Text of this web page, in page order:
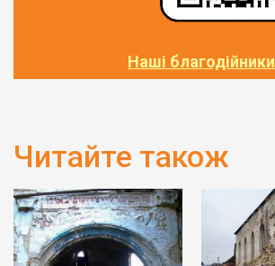
Наші благодійники
Читайте також